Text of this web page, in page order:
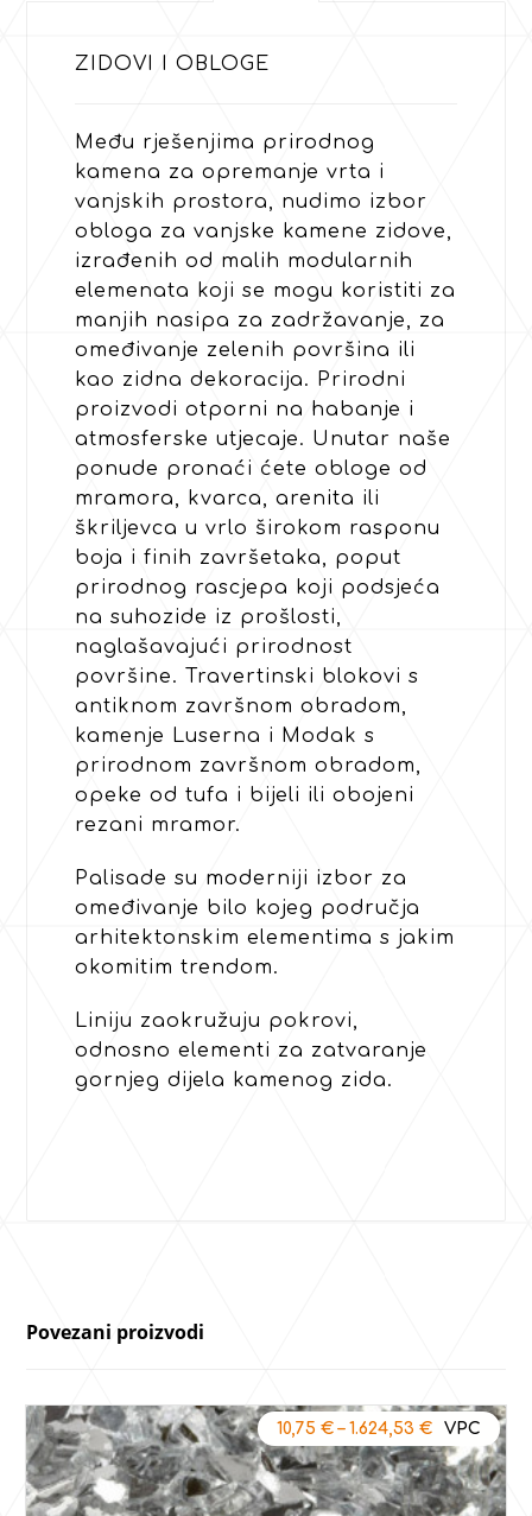
ZIDOVI I OBLOGE
Među rješenjima prirodnog
kamena za opremanje vrta i
vanjskih prostora, nudimo izbor
obloga za vanjske kamene zidove,
izrađenih od malih modularnih
elemenata koji se mogu koristiti za
manjih nasipa za zadržavanje, za
omeđivanje zelenih površina ili
kao zidna dekoracija. Prirodni
proizvodi otporni na habanje i
atmosferske utjecaje. Unutar naše
ponude pronaći ćete obloge od
mramora, kvarca, arenita ili
škriljevca u vrlo širokom rasponu
boja i finih završetaka, poput
prirodnog rascjepa koji podsjeća
na suhozide iz prošlosti,
naglašavajući prirodnost
površine. Travertinski blokovi s
antiknom završnom obradom,
kamenje Luserna i Modak s
prirodnom završnom obradom,
opeke od tufa i bijeli ili obojeni
rezani mramor.
Palisade su moderniji izbor za
omeđivanje bilo kojeg područja
arhitektonskim elementima s jakim
okomitim trendom.
Liniju zaokružuju pokrovi,
odnosno elementi za zatvaranje
gornjeg dijela kamenog zida.
Povezani proizvodi
10,75 €– 1.624,53 €